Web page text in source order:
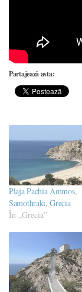
Partajează asta:
Plaja Pachia Ammos,
Samothraki, Grecia
În „Grecia”